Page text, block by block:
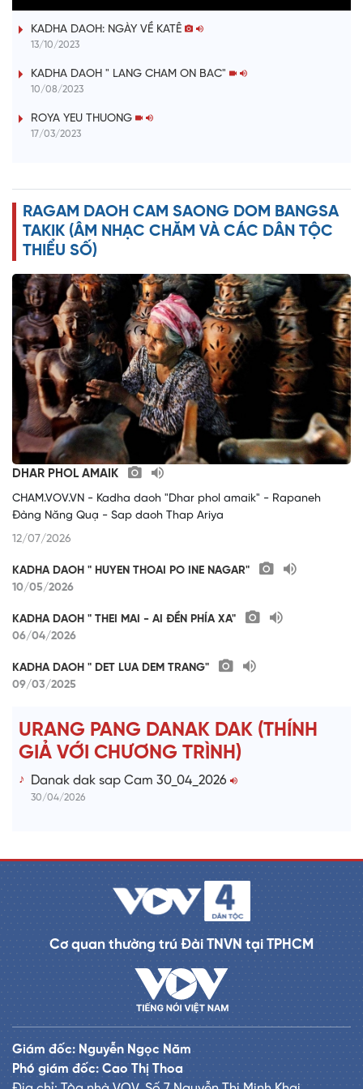
a
V
e
o
KADHA DAOH: NGÀY VỀ KATÊ
13/10/2023
KADHA DAOH " LANG CHAM ON BAC"
10/08/2023
ROYA YEU THUONG
17/03/2023
RAGAM DAOH CAM SAONG DOM BANGSA
TAKIK (ÂM NHẠC CHĂM VÀ CÁC DÂN TỘC
THIỂU SỐ)
DHAR PHOL AMAIK
CHAM.VOV.VN - Kadha daoh "Dhar phol amaik" - Rapaneh
Đàng Năng Quạ - Sap daoh Thap Ariya
12/07/2026
KADHA DAOH " HUYEN THOAI PO INE NAGAR"
10/05/2026
KADHA DAOH " THEI MAI - AI ĐỀN PHÍA XA"
06/04/2026
KADHA DAOH " DET LUA DEM TRANG"
09/03/2025
URANG PANG DANAK DAK (THÍNH
GIẢ VỚI CHƯƠNG TRÌNH)
Danak dak sap Cam 30_04_2026
30/04/2026
Cơ quan thường trú Đài TNVN tại TPHCM
Giám đốc: Nguyễn Ngọc Năm
Phó giám đốc: Cao Thị Thoa